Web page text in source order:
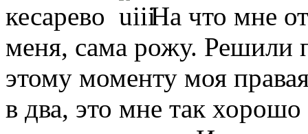
кесарево
На что мне
меня, сама рожу. Решили
этому моменту моя
в два, это мне так хорошо